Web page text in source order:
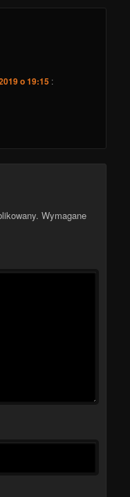
o 19:15 :
Wymagane